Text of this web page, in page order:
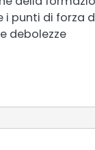
i punti di forza
debolezze